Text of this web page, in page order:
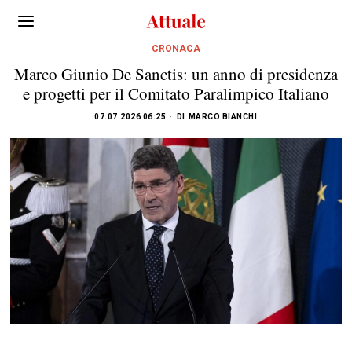
CRONACA
Marco Giunio De Sanctis: un anno di presidenza
e progetti per il Comitato Paralimpico Italiano
07.07.2026 06:25 DI MARCO BIANCHI